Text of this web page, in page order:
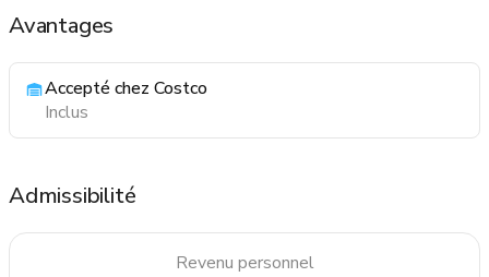
Avantages
Accepté chez Costco
Inclus
Admissibilité
Revenu personnel